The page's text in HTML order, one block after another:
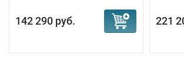
142 290 руб. 221